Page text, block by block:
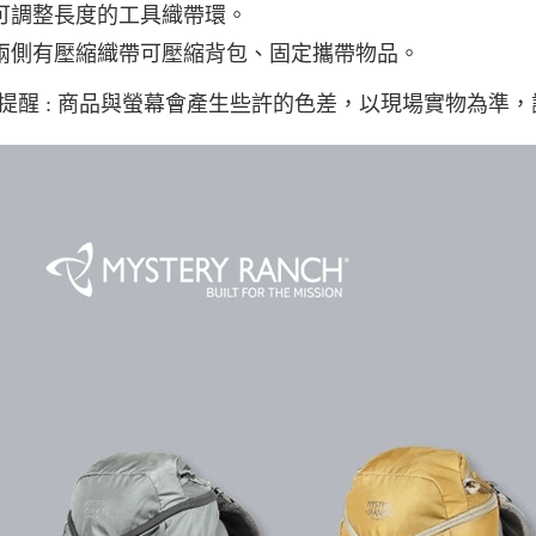
調整長度的工具織帶環。
側有壓縮織帶可壓縮背包、固定攜帶物品。
醒 : 商品與螢幕會產生些許的色差，以現場實物為準